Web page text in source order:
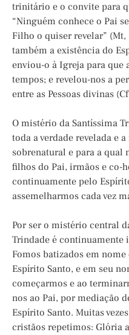
trinitário e o convite para
“Ninguém conhece o Pai
Filho o quiser revelar” (Mt,
também a existência do
enviou-o à Igreja para que
tempos; e revelou-nos a
entre as Pessoas divinas
O mistério da Santíssima
toda a verdade revelada e
sobrenatural e para a qual
filhos do Pai, irmãos e co-
continuamente pelo
assemelharmos cada vez
Por ser o mistério central
Trindade é continuamente
Fomos batizados em
Espírito Santo, e em seu
começarmos e ao
nos ao Pai, por mediação
Espírito Santo. Muitas
cristãos repetimos: Glória